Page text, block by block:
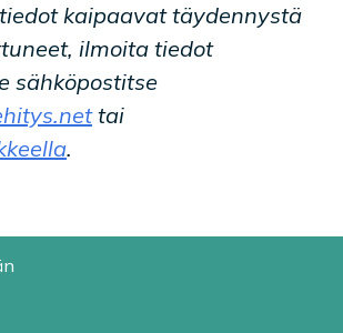
kaipaavat täydennystä
ilmoita tiedot
sähköpostitse
tai
.